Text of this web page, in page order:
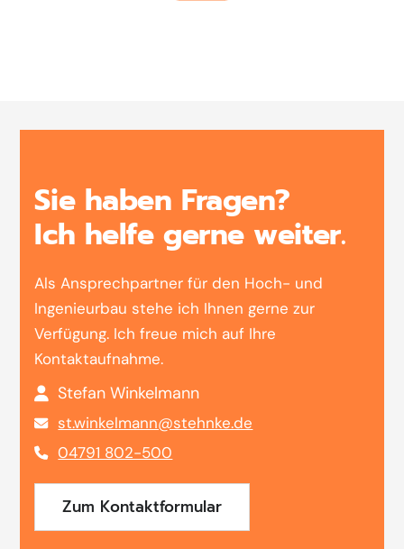
Sie haben Fragen?
Ich helfe gerne weiter.
Als Ansprechpartner für den Hoch- und
Ingenieurbau stehe ich Ihnen gerne zur
Verfügung. Ich freue mich auf Ihre
Kontaktaufnahme.
Stefan Winkelmann
st.winkelmann@stehnke.de
04791 802-500
Zum Kontaktformular